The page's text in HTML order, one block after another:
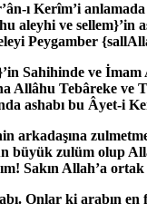
ı Kerîm’i
aleyhi ve sellem}’in
Peygamber
’in Sahihinde ve İmam
Allâhu Tebâreke ve
ashabı bu Âyet-i
arkadaşına
büyük zulüm olup
Sakın Allah’a
Onlar ki arabın